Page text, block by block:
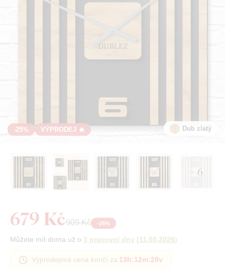
-25% VÝPRODEJ 🔥 Dub zlatý
+ 6
679 Kč909 Kč -26%
Můžete mít doma už o 3 pracovní dny (11.08.2026)
Výprodejová cena končí za 13h:12m:27v